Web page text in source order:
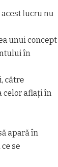
lucru nu
unui concept
în
către
celor aflați în
apară în
se